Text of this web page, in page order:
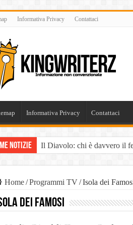
Informativa Privacy Contattaci
Informativa Privacy Contattaci
Notizie
Il Diavolo: chi è davvero il
Liste Telemarketing:
Pasta Busiate: il simbolo
Home / Programmi TV / Isola dei
dei Famosi